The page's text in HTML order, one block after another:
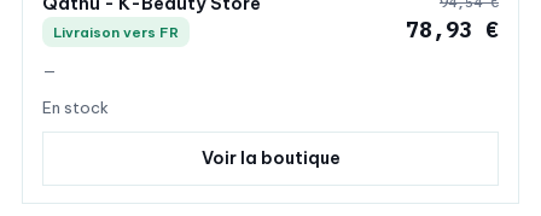
Livraison vers FR
—
En stock
78,93 €
Voir la boutique